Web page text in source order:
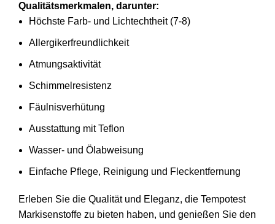
Qualitätsmerkmalen, darunter:
Höchste Farb- und Lichtechtheit (7-8)
Allergikerfreundlichkeit
Atmungsaktivität
Schimmelresistenz
Fäulnisverhütung
Ausstattung mit Teflon
Wasser- und Ölabweisung
Einfache Pflege, Reinigung und Fleckentfernung
Erleben Sie die Qualität und Eleganz, die Tempotest
Markisenstoffe zu bieten haben, und genießen Sie den